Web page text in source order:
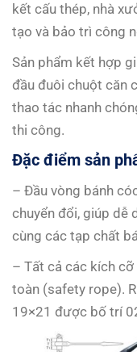
kết cấu thép, nhà
tạo và bảo trì công
Sản phẩm kết hợp
đầu đuôi chuột căn
thao tác nhanh
thi công.
Đặc điểm sản
– Đầu vòng bánh
chuyển đổi, giúp dễ
cùng các tạp chất
– Tất cả các kích
toàn (safety rope).
19×21 được bố trí